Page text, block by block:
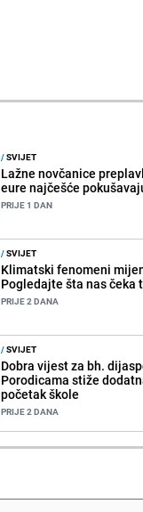
/SVIJET
Lažne novčanice
eure najčešće
PRIJE 1 DAN
/SVIJET
Klimatski fenomeni
Pogledajte šta nas čeka
PRIJE 2 DANA
/SVIJET
Dobra vijest za bh.
Porodicama stiže
početak škole
PRIJE 2 DANA